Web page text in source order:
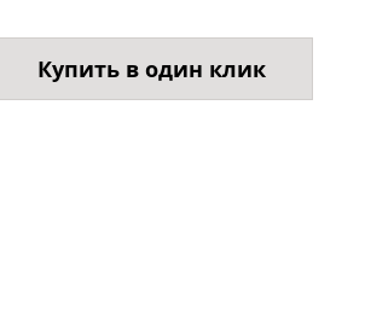
Купить в один клик